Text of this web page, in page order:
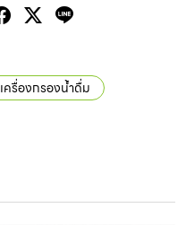
เครื่องกรองน้ำดื่ม